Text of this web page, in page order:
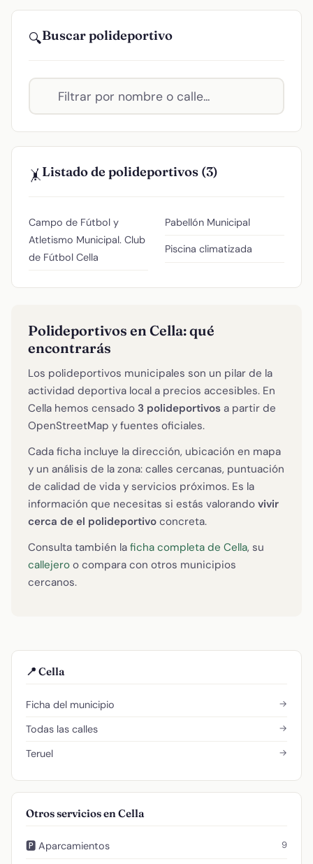
🔍Buscar polideportivo
🤸Listado de polideportivos (3)
Campo de Fútbol y
Atletismo Municipal. Club
de Fútbol Cella
Pabellón Municipal
Piscina climatizada
Polideportivos en Cella: qué
encontrarás
Los polideportivos municipales son un pilar de la
actividad deportiva local a precios accesibles. En
Cella hemos censado 3 polideportivos a partir de
OpenStreetMap y fuentes oficiales.
Cada ficha incluye la dirección, ubicación en mapa
y un análisis de la zona: calles cercanas, puntuación
de calidad de vida y servicios próximos. Es la
información que necesitas si estás valorando vivir
cerca de el polideportivo concreta.
Consulta también la ficha completa de Cella, su
callejero o compara con otros municipios
cercanos.
📍 Cella
Ficha del municipio →
Todas las calles →
Teruel →
Otros servicios en Cella
🅿️ Aparcamientos 9